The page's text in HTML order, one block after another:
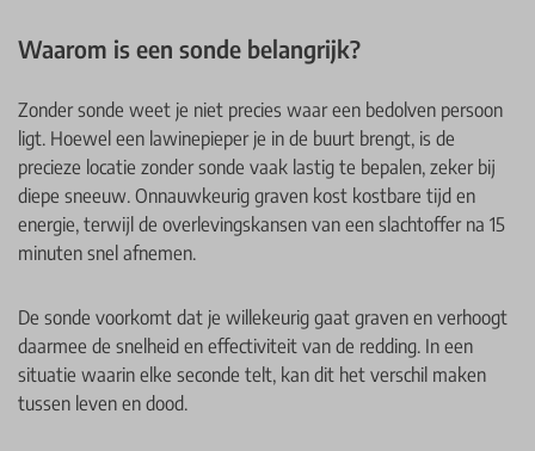
Waarom is een sonde belangrijk?
Zonder sonde weet je niet precies waar een bedolven persoon
ligt. Hoewel een lawinepieper je in de buurt brengt, is de
precieze locatie zonder sonde vaak lastig te bepalen, zeker bij
diepe sneeuw. Onnauwkeurig graven kost kostbare tijd en
energie, terwijl de overlevingskansen van een slachtoffer na 15
minuten snel afnemen.
De sonde voorkomt dat je willekeurig gaat graven en verhoogt
daarmee de snelheid en effectiviteit van de redding. In een
situatie waarin elke seconde telt, kan dit het verschil maken
tussen leven en dood.